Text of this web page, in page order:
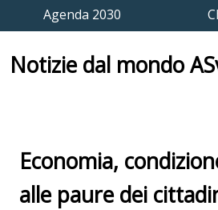
Agenda 2030
Notizie dal mondo
Economia,
alle paure dei